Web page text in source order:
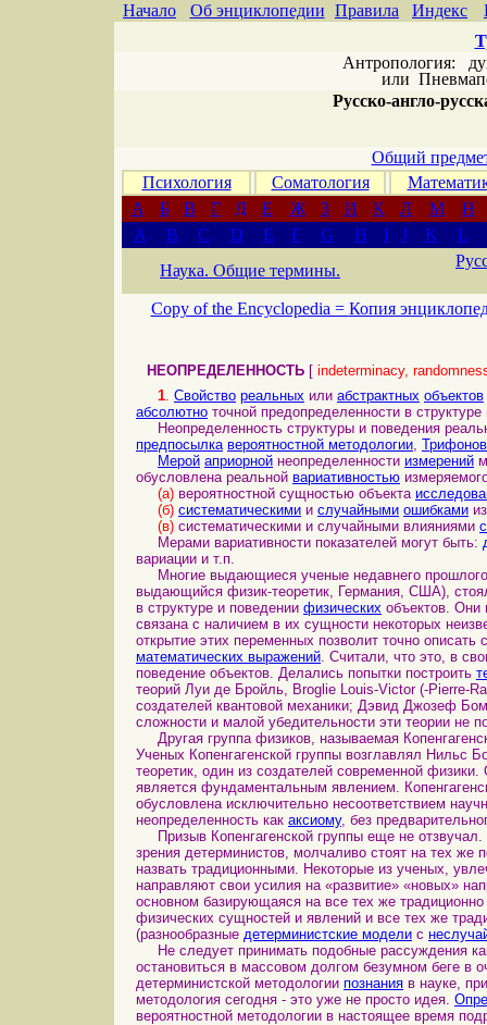
Начало Об энциклопедии Правила Индекс
Антропология:
или
Русско-англо-
Общий
Психология
Соматология
А
Б В Г Д Е Ж З И К Л М
Н
A
B C D E F G H I J K
L
Наука. Общие термины.
Copy of the Encyclopedia = Копия
НЕОПРЕДЕЛЕННОСТЬ [ indeterminacy,
1. Свойство реальных или абстрактных объектов
абсолютно точной предопределенности в
Неопределенность структуры и поведения
предпосылка вероятностной методологии,
Мерой априорной неопределенности измерений
обусловлена реальной вариативностью
(а) вероятностной сущностью объекта
(б) систематическими и случайными ошибками
(в) систематическими и случайными влияниями
Мерами вариативности показателей могут быть:
вариации и т.п.
Многие выдающиеся ученые недавнего
выдающийся физик-теоретик, Германия, США),
в структуре и поведении физических объектов. Они
связана с наличием в их сущности некоторых
открытие этих переменных позволит точно
математических выражений. Считали, что это, в
поведение объектов. Делались попытки построить
теорий Луи де Бройль, Broglie Louis-Victor (-Pierre-
создателей квантовой механики; Дэвид Джозеф
сложности и малой убедительности эти теории не
Другая группа физиков, называемая
Ученых Копенгагенской группы возглавлял Нильс
теоретик, один из создателей современной
является фундаментальным явлением.
обусловлена исключительно несоответствием
неопределенность как аксиому, без
Призыв Копенгагенской группы еще не
зрения детерминистов, молчаливо стоят на тех же
назвать традиционными. Некоторые из ученых,
направляют свои усилия на «развитие» «новых»
основном базирующаяся на все тех же
физических сущностей и явлений и все тех же
(разнообразные детерминистские модели с
Не следует принимать подобные рассуждения
остановиться в массовом долгом безумном беге в
детерминистской методологии познания в науке,
методология сегодня - это уже не просто идея.
вероятностной методологии в настоящее время